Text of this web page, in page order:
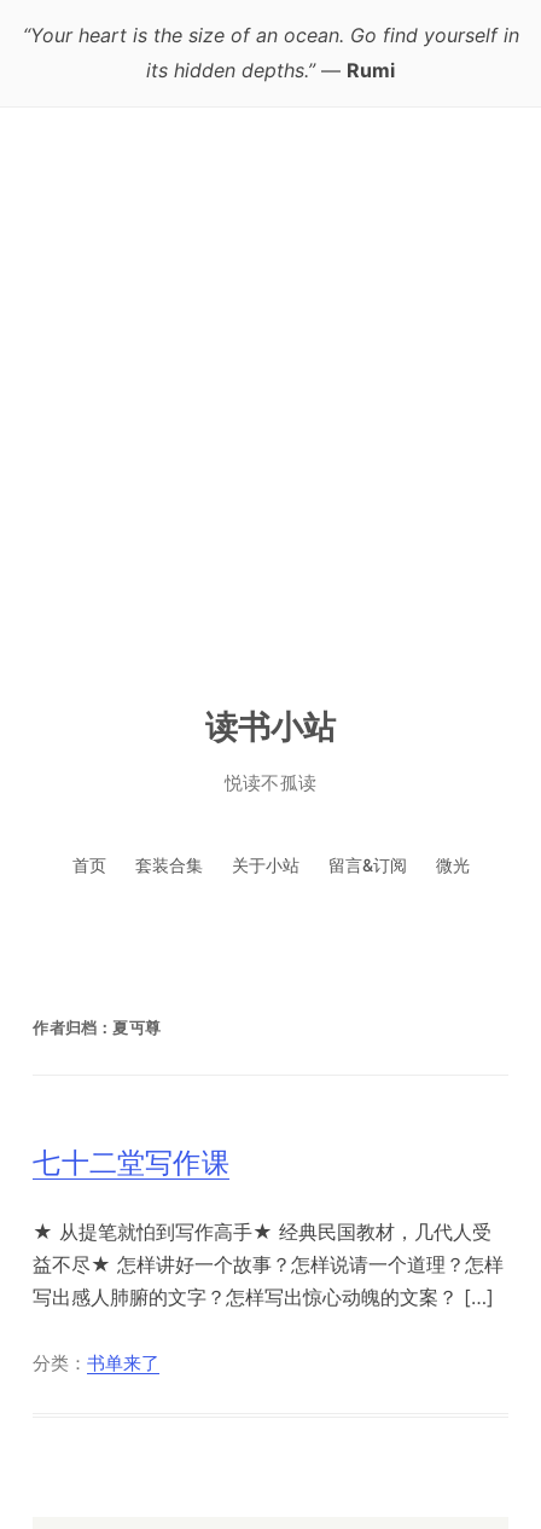
“Your heart is the size of an ocean. Go find yourself in
its hidden depths.”— Rumi
读书小站
悦读不孤读
首页 套装合集 关于小站 留言&订阅 微光
作者归档：夏丏尊
七十二堂写作课
★ 从提笔就怕到写作高手★ 经典民国教材，几代人受
益不尽★ 怎样讲好一个故事？怎样说请一个道理？怎样
写出感人肺腑的文字？怎样写出惊心动魄的文案？ […]
分类：书单来了